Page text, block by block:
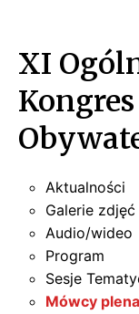
XI
Kongres
Aktualności
Galerie zdjęć
Audio/wideo
Program
Sesje
Mówcy